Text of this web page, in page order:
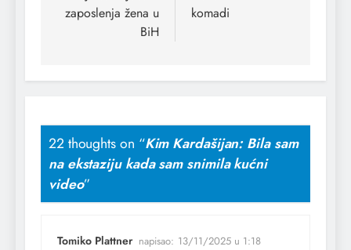
zaposlenja žena u
BiH
komadi
22 thoughts on “Kim Kardašijan: Bila sam
na ekstaziju kada sam snimila kućni
video”
Tomiko Plattner napisao: 13/11/2025 u 1:18